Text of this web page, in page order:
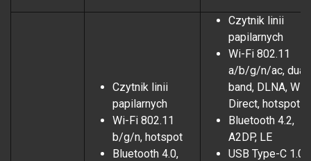
Czytnik linii
papilarnych
Wi-Fi 802.11
b/g/n, hotspot
Bluetooth 4.0,
Czytnik linii
papilarnych
Wi-Fi 802.11
a/b/g/n/ac, dual-
band, DLNA, WiFi
Direct, hotspot
Bluetooth 4.2,
A2DP, LE
USB Type-C 1.0